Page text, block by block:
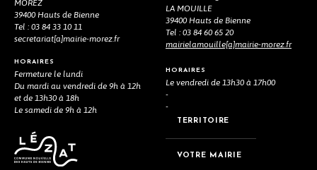
MOREZ
39400 Hauts de Bienne
Tel : 03 84 33 10 11
secretariat[a]mairie-morez.fr
HORAIRES
Fermeture le lundi
Du mardi au vendredi de 9h à 12h
et de 13h30 à 18h
Le samedi de 9h à 12h
LA MOUILLE
39400 Hauts de Bienne
Tel : 03 84 60 65 20
mairielamouille[a]mairie-morez.fr
HORAIRES
Le vendredi de 13h30 à 17h00
-
-
TERRITOIRE
VOTRE MAIRIE